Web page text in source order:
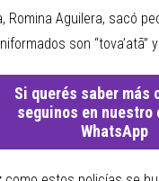
Romina Aguilera, sacó
son “tova’atã”
Si querés saber más
seguinos en nuestro
WhatsApp